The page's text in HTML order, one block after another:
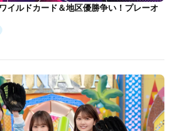
イルドカード＆地区優勝争い！プレーオ